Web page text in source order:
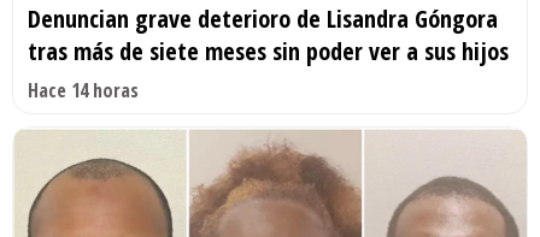
Denuncian grave deterioro de Lisandra Góngora
tras más de siete meses sin poder ver a sus hijos
Hace 14 horas